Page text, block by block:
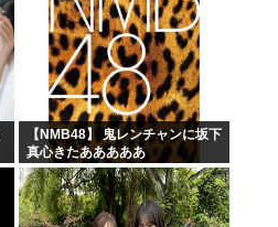
【NMB48】 鬼レンチャンに坂下
真心きたあああああ